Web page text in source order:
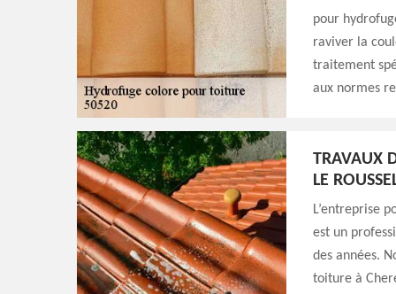
pour
raviver la
traitement
aux normes
TRAVAUX
LE
L’entreprise
est un
des années.
toiture à